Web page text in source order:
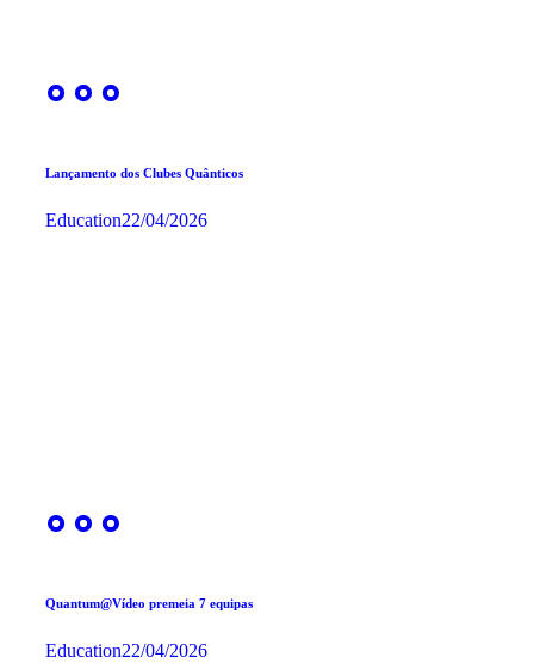
Lançamento dos Clubes Quânticos
Education22/04/2026
Quantum@Vídeo premeia 7 equipas
Education22/04/2026